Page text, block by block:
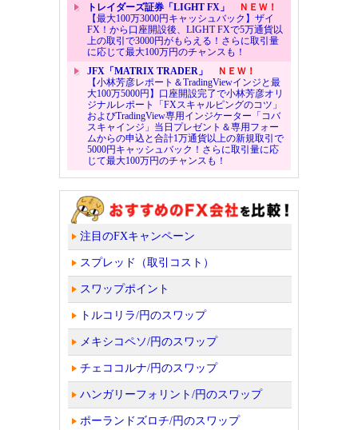
トレイダーズ証券「LIGHT FX」
ＮＥＷ！
【最大100万3000円キャッシュバック】ザイ
FX！から口座開設後、LIGHT FXで5万通貨以
上の取引で3000円がもらえる！さらに取引量
に応じて最大100万円のチャンスも！
JFX「MATRIX TRADER」
ＮＥＷ！
【小林芳彦レポート＆TradingViewインジと最
大100万5000円】口座開設完了で小林芳彦オリ
ジナルレポート「FXスキャルピングのコツ」
およびTradingView専用インジケーター「コバ
スキャインジ」当日プレゼント＆専用フォー
ムからの申込と合計1万通貨以上の新規取引で
5000円キャッシュバック！さらに取引量に応
じて最大100万円のチャンスも！
注目のFXキャンペーン
スプレッド（取引コスト）
スワップポイント
トルコリラ/円のスワップ
メキシコペソ/円のスワップ
チェココルナ/円のスワップ
ハンガリーフォリント/円のスワップ
ポーランドズロチ/円のスワップ